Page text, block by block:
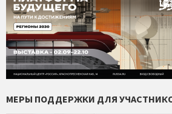
МЕРЫ ПОДДЕРЖКИ ДЛЯ